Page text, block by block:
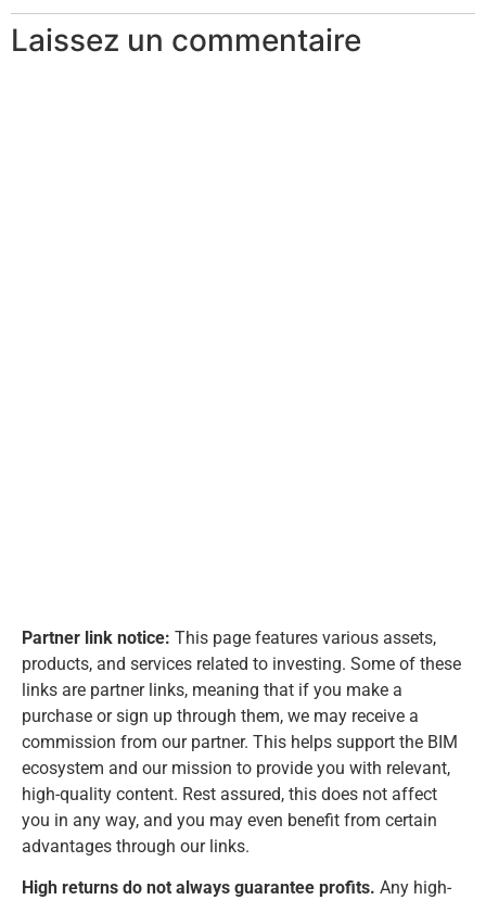
Laissez un commentaire
Partner link notice: This page features various assets,
products, and services related to investing. Some of these
links are partner links, meaning that if you make a
purchase or sign up through them, we may receive a
commission from our partner. This helps support the BIM
ecosystem and our mission to provide you with relevant,
high-quality content. Rest assured, this does not affect
you in any way, and you may even benefit from certain
advantages through our links.
High returns do not always guarantee profits. Any high-